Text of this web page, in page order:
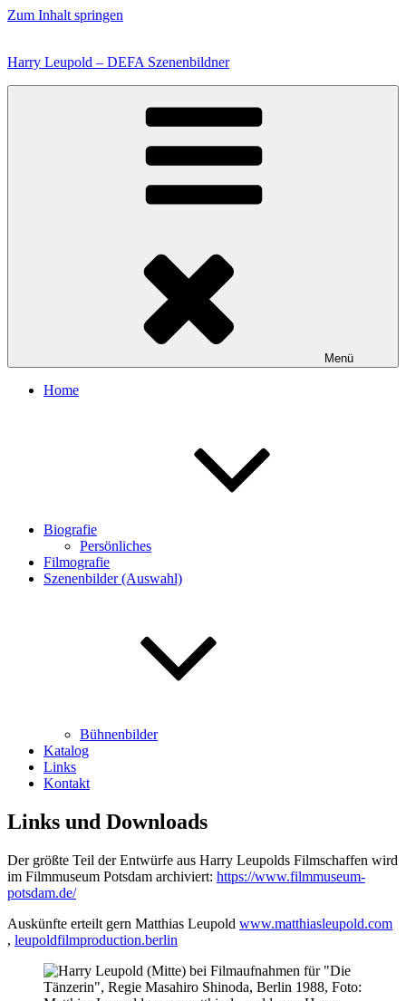
Zum Inhalt springen
Harry Leupold – DEFA Szenenbildner
Menü
Home
Biografie
Persönliches
Filmografie
Szenenbilder (Auswahl)
Bühnenbilder
Katalog
Links
Kontakt
Links und Downloads
Der größte Teil der Entwürfe aus Harry Leupolds Filmschaffen wird
im Filmmuseum Potsdam archiviert: https://www.filmmuseum-
potsdam.de/
Auskünfte erteilt gern Matthias Leupold www.matthiasleupold.com
, leupoldfilmproduction.berlin